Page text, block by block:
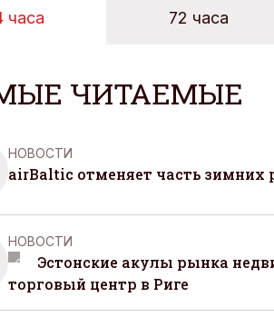
часа 72 часа
ЧИТАЕМЫЕ
НОВОСТИ
airBaltic отменяет часть зимних
НОВОСТИ
Эстонские акулы рынка
торговый центр в Риге